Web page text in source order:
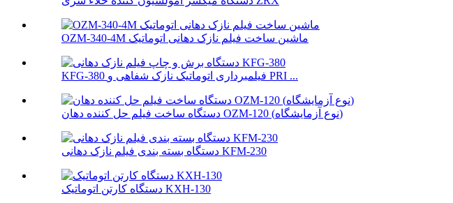
OZM-340-4M ماشین ساخت فیلم نازک دهانی اتوماتیک
KFG-380 فیلمبرداری اتوماتیک نازک شفاهی و PRI ...
دستگاه ساخت فیلم حل کننده دهان OZM-120 (نوع آزمایشگاه)
دستگاه بسته بندی فیلم نازک دهانی KFM-230
دستگاه کارتن اتوماتیک KXH-130